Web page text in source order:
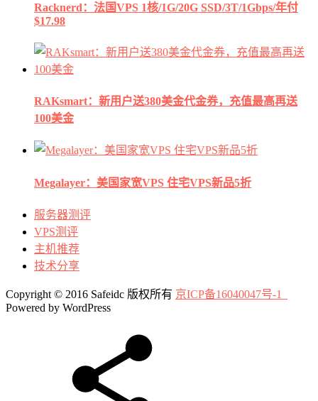
Racknerd：法国VPS 1核/1G/20G SSD/3T/1Gbps/年付
$17.98
RAKsmart：新用户送380美金代金券，充值最高再送
100美金
Megalayer：美国家宽VPS 住宅VPS新品5折
服务器测评
VPS测评
主机推荐
技术分享
Copyright © 2016 Safeidc 版权所有 京ICP备16040047号-1
Powered by WordPress